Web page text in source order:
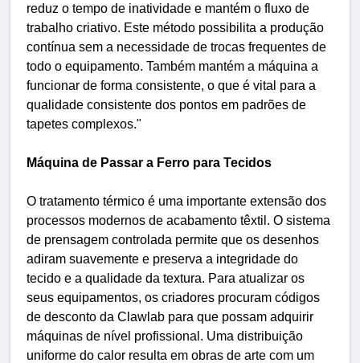
reduz o tempo de inatividade e mantém o fluxo de
trabalho criativo. Este método possibilita a produção
contínua sem a necessidade de trocas frequentes de
todo o equipamento. Também mantém a máquina a
funcionar de forma consistente, o que é vital para a
qualidade consistente dos pontos em padrões de
tapetes complexos."
Máquina de Passar a Ferro para Tecidos
O tratamento térmico é uma importante extensão dos
processos modernos de acabamento têxtil. O sistema
de prensagem controlada permite que os desenhos
adiram suavemente e preserva a integridade do
tecido e a qualidade da textura. Para atualizar os
seus equipamentos, os criadores procuram códigos
de desconto da Clawlab para que possam adquirir
máquinas de nível profissional. Uma distribuição
uniforme do calor resulta em obras de arte com um